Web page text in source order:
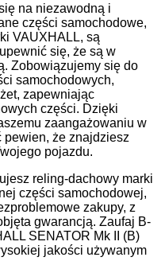
na niezawodną i
części samochodowe,
VAUXHALL, są
się, że są w
Zobowiązujemy się do
samochodowych,
zapewniając
części. Dzięki
zaangażowaniu w
że znajdziesz
pojazdu.
reling-dachowy marki
części samochodowej,
zakupy, z
gwarancją. Zaufaj B-
SENATOR Mk II (B)
jakości używanym